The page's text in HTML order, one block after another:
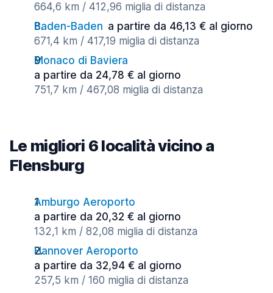
664,6 km / 412,96 miglia di distanza
Baden-Baden a partire da 46,13 € al giorno
671,4 km / 417,19 miglia di distanza
Monaco di Baviera
a partire da 24,78 € al giorno
751,7 km / 467,08 miglia di distanza
Le migliori 6 località vicino a
Flensburg
Amburgo Aeroporto
a partire da 20,32 € al giorno
132,1 km / 82,08 miglia di distanza
Hannover Aeroporto
a partire da 32,94 € al giorno
257,5 km / 160 miglia di distanza